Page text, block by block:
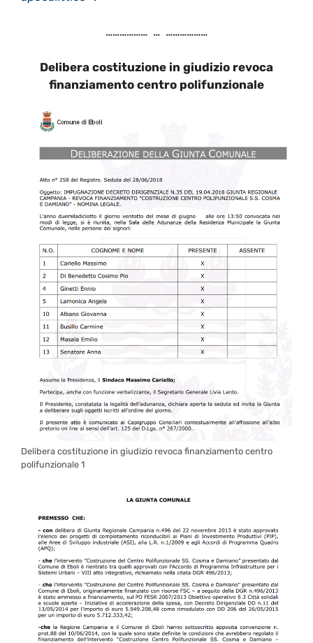
……………… … ………………
Delibera costituzione in giudizio revoca
finanziamento centro polifunzionale
Delibera costituzione in giudizio revoca finanziamento centro
polifunzionale 1